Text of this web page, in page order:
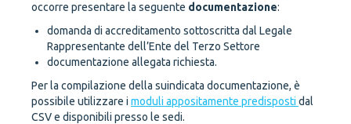
occorre presentare la seguente documentazione:
domanda di accreditamento sottoscritta dal Legale
Rappresentante dell’Ente del Terzo Settore
documentazione allegata richiesta.
Per la compilazione della suindicata documentazione, è
possibile utilizzare i moduli appositamente predisposti dal
CSV e disponibili presso le sedi.